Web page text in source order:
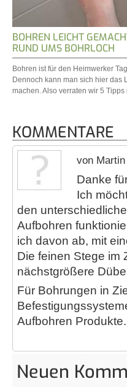
BOHREN LEICHT
RUND UMS BOHRLOCH
Bohren ist für den Heimwerker
Dennoch kann man sich hier das
machen. Also verraten wir 5
KOMMENTARE
von
Danke
Ich
den
Aufbohren
ich davon ab, mit
Die feinen Stege im
nächstgrößere
Für Bohrungen in
Aufbohren Produkte.
Neuen